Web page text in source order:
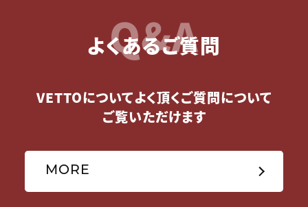
Q&A
よくあるご質問
VETTOについてよく頂くご質問について
ご覧いただけます
MORE